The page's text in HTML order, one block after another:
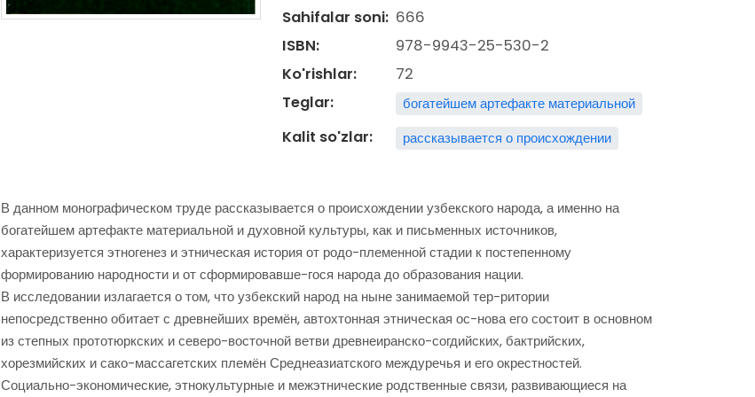
Sahifalar soni: 666
ISBN:
978-9943-25-530-2
Ko'rishlar:
72
Teglar:
богатейшем артефакте материальной
Kalit so'zlar: рассказывается о происхождении
В данном монографическом труде рассказывается о происхождении узбекского народа, а именно на
богатейшем артефакте материальной и духовной культуры, как и письменных источников,
характеризуется этногенез и этническая история от родо-племенной стадии к постепенному
формированию народности и от сформировавше-гося народа до образования нации.
В исследовании излагается о том, что узбекский народ на ныне занимаемой тер-ритории
непосредственно обитает с древнейших времён, автохтонная этническая ос-нова его состоит в основном
из степных прототюркских и северо-восточной ветви древнеиранско-согдийских, бактрийских,
хорезмийских и сако-массагетских племён Среднеазиатского междуречья и его окрестностей.
Социально-экономические, этнокультурные и межэтнические родственные связи, развивающиеся на